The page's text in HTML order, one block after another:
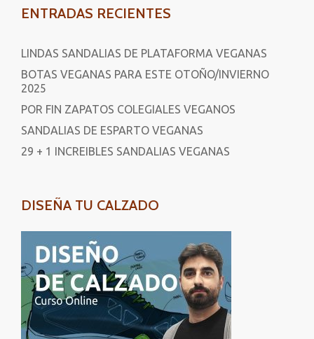
ENTRADAS RECIENTES
LINDAS SANDALIAS DE PLATAFORMA VEGANAS
BOTAS VEGANAS PARA ESTE OTOÑO/INVIERNO
2025
POR FIN ZAPATOS COLEGIALES VEGANOS
SANDALIAS DE ESPARTO VEGANAS
29 + 1 INCREIBLES SANDALIAS VEGANAS
DISEÑA TU CALZADO